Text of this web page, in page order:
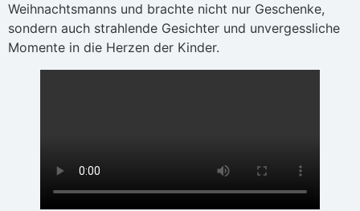
Weihnachtsmanns und brachte nicht nur Geschenke,
sondern auch strahlende Gesichter und unvergessliche
Momente in die Herzen der Kinder.